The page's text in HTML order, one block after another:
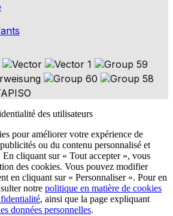
des utilisateurs
pour améliorer votre expérience de
ou du contenu personnalisé et
cliquant sur « Tout accepter », vous
des cookies. Vous pouvez modifier
en cliquant sur « Personnaliser ». Pour en
notre politique en matière de cookies
, ainsi que la page expliquant
données personnelles.